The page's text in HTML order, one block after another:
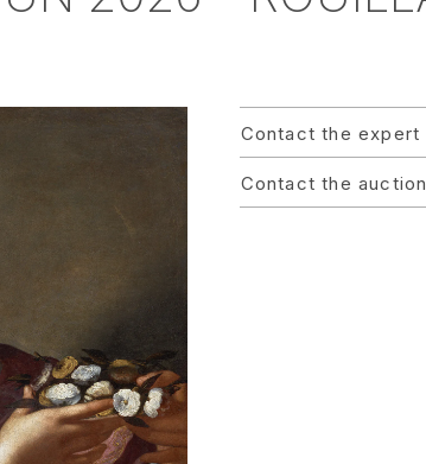
Contact the expert
Contact the